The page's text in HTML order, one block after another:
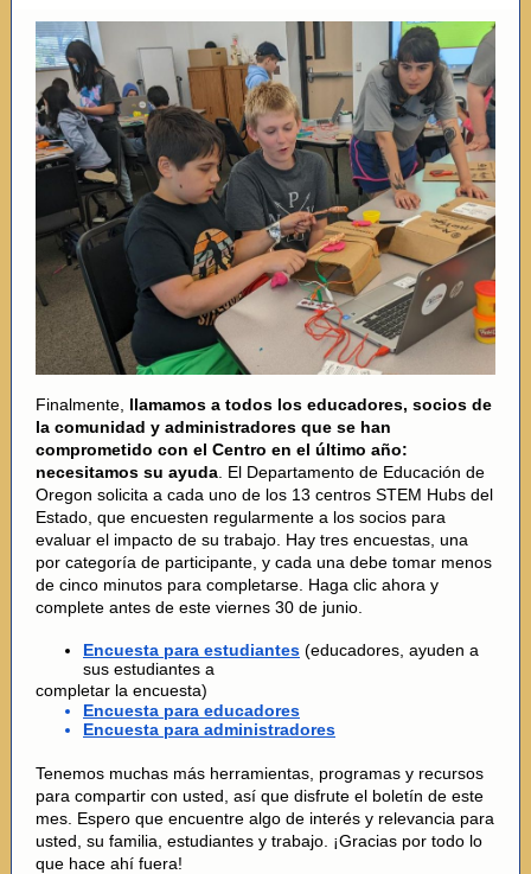
Finalmente, llamamos a todos los educadores, socios de
la comunidad y administradores que se han
comprometido con el Centro en el último año:
necesitamos su ayuda . El Departamento de Educación de
Oregon solicita a cada uno de los 13 centros STEM Hubs del
Estado, que encuesten regularmente a los socios para
evaluar el impacto de su trabajo. Hay tres encuestas, una
por categoría de participante, y cada una debe tomar menos
de cinco minutos para completarse. Haga clic ahora y
complete antes de este viernes 30 de junio.
Encuesta para estudiantes (educadores, ayuden a
sus estudiantes a
completar la encuesta)
Encuesta para educadores
Encuesta para administradores
Tenemos muchas más herramientas, programas y recursos
para compartir con usted, así que disfrute el boletín de este
mes. Espero que encuentre algo de interés y relevancia para
usted, su familia, estudiantes y trabajo. ¡Gracias por todo lo
que hace ahí fuera!